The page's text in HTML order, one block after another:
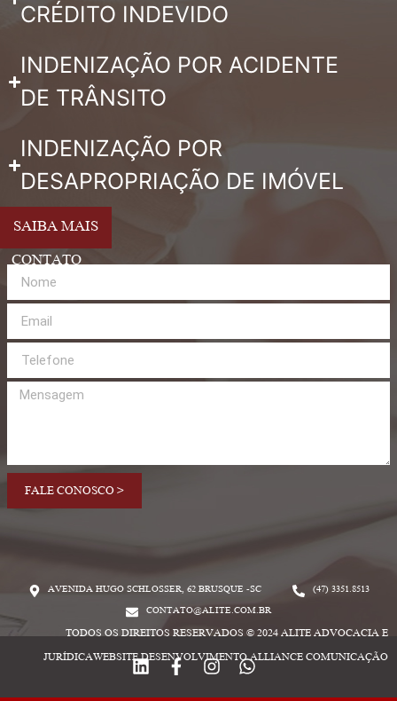
CRÉDITO INDEVIDO
INDENIZAÇÃO POR ACIDENTE
DE TRÂNSITO
INDENIZAÇÃO POR
DESAPROPRIAÇÃO DE IMÓVEL
SAIBA MAIS
CONTATO
FALE CONOSCO >
AVENIDA HUGO SCHLOSSER, 62 BRUSQUE -SC
(47) 3351.8513
CONTATO@ALITE.COM.BR
TODOS OS DIREITOS RESERVADOS © 2024 ALITE ADVOCACIA E
JURÍDICAWEBSITE DESENVOLVIMENTOALLIANCE COMUNICAÇÃO